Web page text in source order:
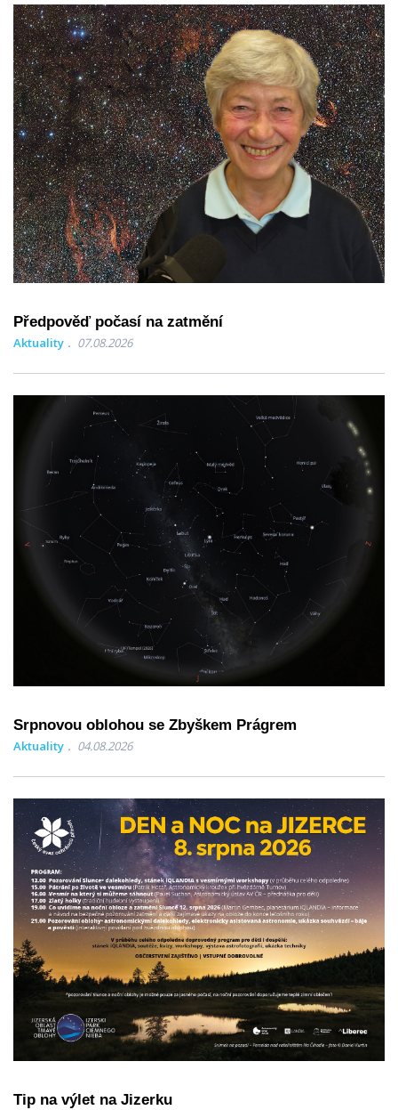
Předpověď počasí na zatmění
Aktuality 07.08.2026
Srpnovou oblohou se Zbyškem Prágrem
Aktuality 04.08.2026
Tip na výlet na Jizerku